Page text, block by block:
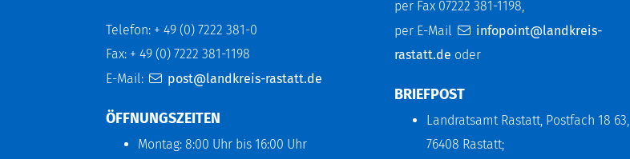
Telefon: + 49 (0) 7222 381-0
Fax: + 49 (0) 7222 381-1198
E-Mail:
post@landkreis-rastatt.de
ÖFFNUNGSZEITEN
Montag: 8:00 Uhr bis 16:00 Uhr
per Fax 07222 381-1198,
per E-Mail
infopoint@landkreis-
rastatt.de oder
BRIEFPOST
Landratsamt Rastatt, Postfach 18 63,
76408 Rastatt;